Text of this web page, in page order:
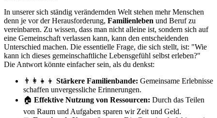
In unserer sich ständig verändernden Welt stehen mehr Menschen
denn je vor der Herausforderung, Familienleben und Beruf zu
vereinbaren. Zu wissen, dass man nicht alleine ist, sondern sich auf
eine Gemeinschaft verlassen kann, kann den entscheidenden
Unterschied machen. Die essentielle Frage, die sich stellt, ist: "Wie
kann ich dieses gemeinschaftliche Lebensgefühl selbst erleben?"
Die Antwort könnte einfacher sein, als du denkst:
👨‍👩‍👧‍👦 Stärkere Familienbande: Gemeinsame Erlebnisse
schaffen unvergessliche Erinnerungen.
🏠 Effektive Nutzung von Ressourcen: Durch das Teilen
von Raum und Aufgaben sparen wir Zeit und Geld.